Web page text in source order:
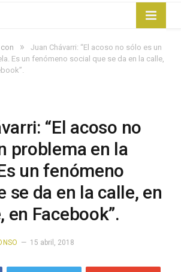
»
Juan Chávarri: “El acoso no sólo es un
Es un fenómeno social que se da en la calle,
“El acoso no
problema en la
un fenómeno
se da en la calle, en
en Facebook”.
15 abril, 2018